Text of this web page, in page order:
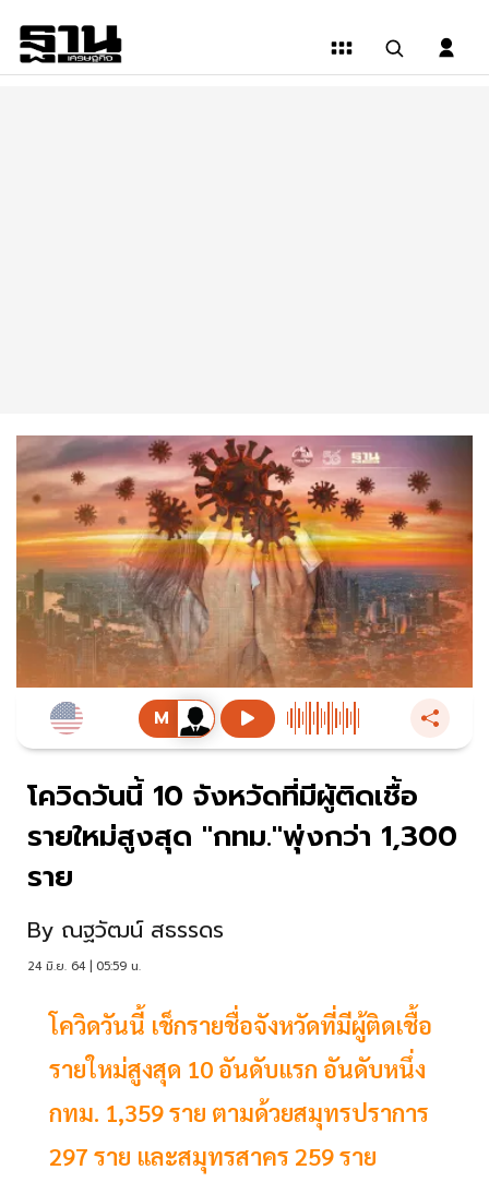
โควิดวันนี้ 10 จังหวัดที่มีผู้ติดเชื้อ
รายใหม่สูงสุด "กทม."พุ่งกว่า 1,300
ราย
By ณฐวัฒน์ สธรรดร
24 มิ.ย. 64 | 05:59 น.
โควิดวันนี้ เช็กรายชื่อจังหวัดที่มีผู้ติดเชื้อ
รายใหม่สูงสุด 10 อันดับแรก อันดับหนึ่ง
กทม. 1,359 ราย ตามด้วยสมุทรปราการ
297 ราย และสมุทรสาคร 259 ราย